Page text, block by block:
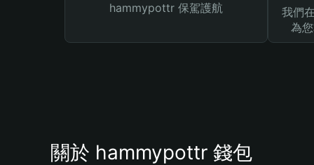
hammypottr 保駕護航
我們
為
關於 hammypottr 錢包